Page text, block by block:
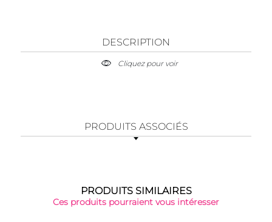
DESCRIPTION
Cliquez pour voir
PRODUITS ASSOCIÉS
PRODUITS SIMILAIRES
Ces produits pourraient vous intéresser